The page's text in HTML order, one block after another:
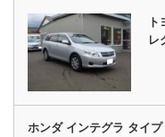
レ
ホンダ インテグラ タイ